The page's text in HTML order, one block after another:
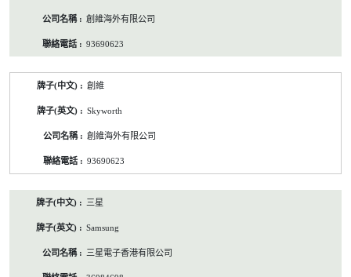
創維海外有限公司
93690623
創維
Skyworth
創維海外有限公司
93690623
三星
Samsung
三星電子香港有限公司